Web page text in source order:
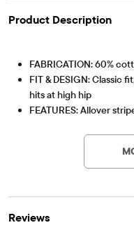
Product Description
FABRICATION: 60%
FIT & DESIGN: Classic
hits at high hip
FEATURES: Allover
Reviews